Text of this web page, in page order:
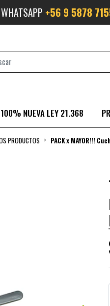
+56 9 5878
NUEVA LEY 21.368
PRODUCTOS PACK x MAYOR!!!